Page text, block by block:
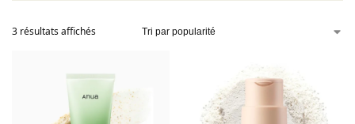
3 résultats affichés